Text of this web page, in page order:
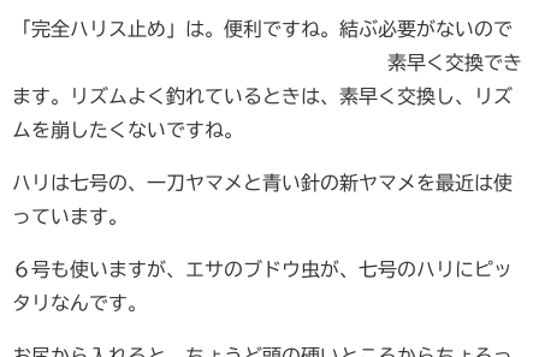
「完全ハリス止め」は。便利ですね。結ぶ必要がないので
素早く交換でき
ます。リズムよく釣れているときは、素早く交換し、リズ
ムを崩したくないですね。
ハリは七号の、一刀ヤマメと青い針の新ヤマメを最近は使
っています。
６号も使いますが、エサのブドウ虫が、七号のハリにピッ
タリなんです。